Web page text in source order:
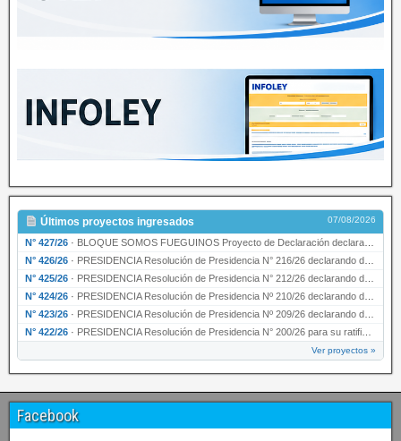
Últimos proyectos ingresados 07/08/2026
N° 427/26 · BLOQUE SOMOS FUEGUINOS Proyecto de Declaración declarando de interés provincial PRESIDENCI…
N° 426/26 · PRESIDENCIA Resolución de Presidencia N° 216/26 declarando de interés provincial la labor …
N° 425/26 · PRESIDENCIA Resolución de Presidencia N° 212/26 declarando de interés provincial el “50° A…
N° 424/26 · PRESIDENCIA Resolución de Presidencia Nº 210/26 declarando de interés provincial el proyec…
N° 423/26 · PRESIDENCIA Resolución de Presidencia Nº 209/26 declarando de interés provincial la presen…
N° 422/26 · PRESIDENCIA Resolución de Presidencia N° 200/26 para su ratificación.
Ver proyectos »
Facebook